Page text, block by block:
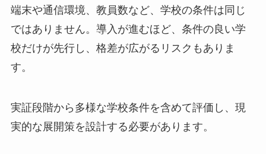
端末や通信環境、教員数など、学校の条件は同じ
ではありません。導入が進むほど、条件の良い学
校だけが先行し、格差が広がるリスクもありま
す。
実証段階から多様な学校条件を含めて評価し、現
実的な展開策を設計する必要があります。